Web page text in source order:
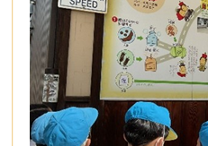
みんなちがっ
2015年7月 7日
第7回 ジュ